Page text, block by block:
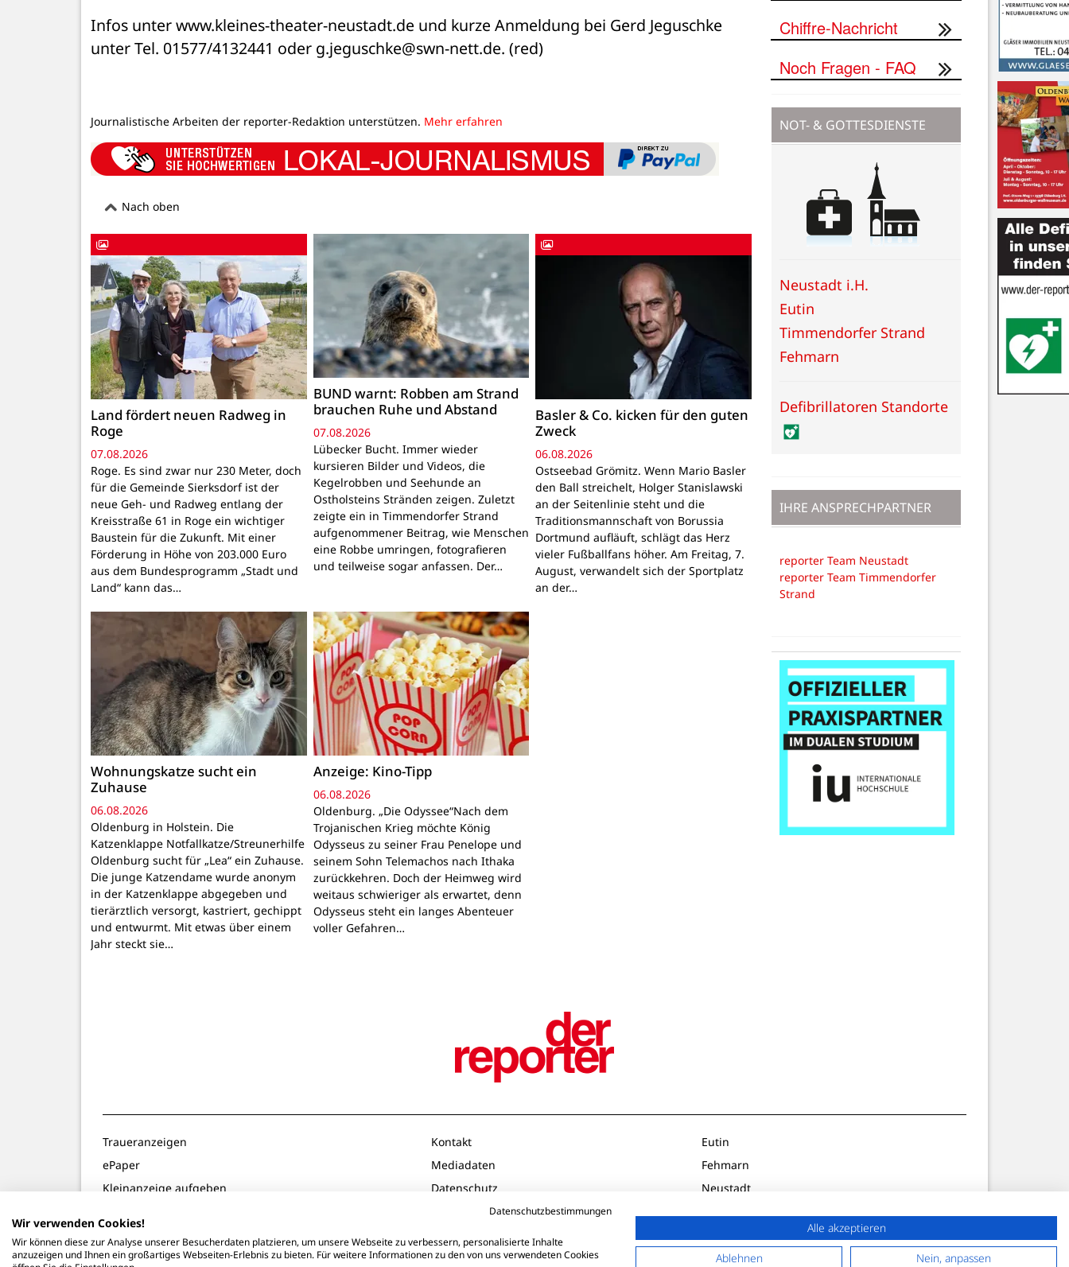
Infos unter www.kleines-theater-neustadt.de und kurze Anmeldung bei Gerd Jeguschke
unter Tel. 01577/4132441 oder g.jeguschke@swn-nett.de. (red)
Journalistische Arbeiten der reporter-Redaktion unterstützen. Mehr erfahren
Nach oben
Land fördert neuen Radweg in
Roge
07.08.2026
Roge. Es sind zwar nur 230 Meter, doch
für die Gemeinde Sierksdorf ist der
neue Geh- und Radweg entlang der
Kreisstraße 61 in Roge ein wichtiger
Baustein für die Zukunft. Mit einer
Förderung in Höhe von 203.000 Euro
aus dem Bundesprogramm „Stadt und
Land“ kann das…
BUND warnt: Robben am Strand
brauchen Ruhe und Abstand
07.08.2026
Lübecker Bucht. Immer wieder
kursieren Bilder und Videos, die
Kegelrobben und Seehunde an
Ostholsteins Stränden zeigen. Zuletzt
zeigte ein in Timmendorfer Strand
aufgenommener Beitrag, wie Menschen
eine Robbe umringen, fotografieren
und teilweise sogar anfassen. Der…
Basler & Co. kicken für den guten
Zweck
06.08.2026
Ostseebad Grömitz. Wenn Mario Basler
den Ball streichelt, Holger Stanislawski
an der Seitenlinie steht und die
Traditionsmannschaft von Borussia
Dortmund aufläuft, schlägt das Herz
vieler Fußballfans höher. Am Freitag, 7.
August, verwandelt sich der Sportplatz
an der…
Wohnungskatze sucht ein
Zuhause
06.08.2026
Oldenburg in Holstein. Die
Katzenklappe Notfallkatze/Streunerhilfe
Oldenburg sucht für „Lea“ ein Zuhause.
Die junge Katzendame wurde anonym
in der Katzenklappe abgegeben und
tierärztlich versorgt, kastriert, gechippt
und entwurmt. Mit etwas über einem
Jahr steckt sie…
Anzeige: Kino-Tipp
06.08.2026
Oldenburg. „Die Odyssee“Nach dem
Trojanischen Krieg möchte König
Odysseus zu seiner Frau Penelope und
seinem Sohn Telemachos nach Ithaka
zurückkehren. Doch der Heimweg wird
weitaus schwieriger als erwartet, denn
Odysseus steht ein langes Abenteuer
voller Gefahren…
Chiffre-Nachricht
Noch Fragen - FAQ
NOT- & GOTTESDIENSTE
Neustadt i.H.
Eutin
Timmendorfer Strand
Fehmarn
Defibrillatoren Standorte
IHRE ANSPRECHPARTNER
reporter Team Neustadt
reporter Team Timmendorfer
Strand
Traueranzeigen
ePaper
Kleinanzeige aufgeben
Notdienste
Kontakt
Mediadaten
Datenschutz
Impressum
Eutin
Fehmarn
Neustadt
Tdf. Strand
Datenschutzbestimmungen
Wir verwenden Cookies!
Wir können diese zur Analyse unserer Besucherdaten platzieren, um unsere Webseite zu verbessern, personalisierte Inhalte
anzuzeigen und Ihnen ein großartiges Webseiten-Erlebnis zu bieten. Für weitere Informationen zu den von uns verwendeten Cookies
Alle akzeptieren
Ablehnen
Nein, anpassen